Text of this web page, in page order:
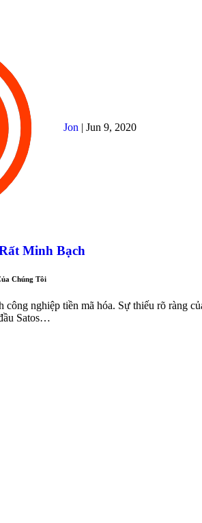
Jon | Jun 9, 2020
Minh Bạch
Chúng Tôi
công nghiệp tiền mã hóa. Sự thiếu rõ ràng
Satos…